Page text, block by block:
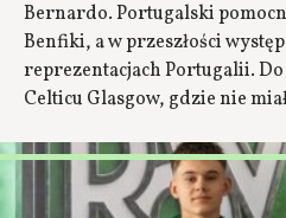
Bernardo. Portugalski
Benfiki, a w przeszłości
reprezentacjach Portugalii.
Celticu Glasgow, gdzie nie